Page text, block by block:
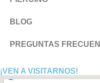
BLOG
PREGUNTAS
¡VEN A VISITARNOS!